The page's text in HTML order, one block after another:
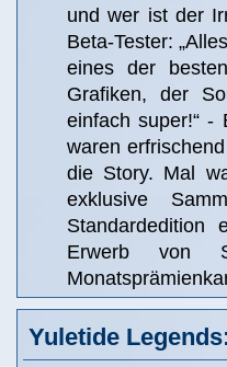
und wer ist der
Beta-Tester:
eines der
Grafiken, der
einfach super!“ -
waren
die Story. Mal
exklusive
Erwerb von
Yuletide